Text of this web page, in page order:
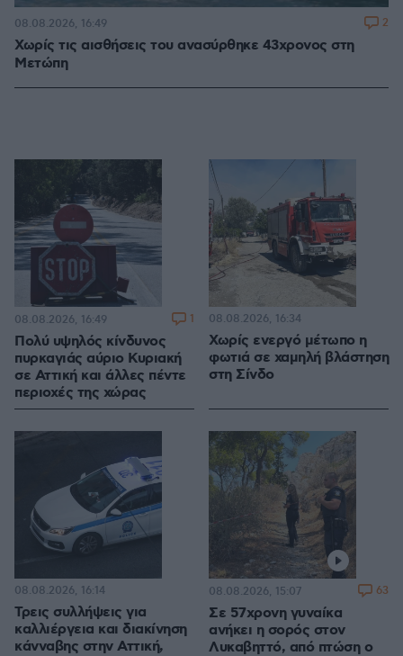
Χωρίς τις αισθήσεις του ανασύρθηκε 43χρονος στη
Μετώπη
08.08.2026, 16:49 2
Πολύ υψηλός κίνδυνος
πυρκαγιάς αύριο Κυριακή
σε Αττική και άλλες πέντε
περιοχές της χώρας
08.08.2026, 16:49 1
Χωρίς ενεργό μέτωπο η
φωτιά σε χαμηλή βλάστηση
στη Σίνδο
08.08.2026, 16:34
Τρεις συλλήψεις για
καλλιέργεια και διακίνηση
κάνναβης στην Αττική,
08.08.2026, 16:14
Σε 57χρονη γυναίκα
ανήκει η σορός στον
Λυκαβηττό, από πτώση ο
08.08.2026, 15:07 63